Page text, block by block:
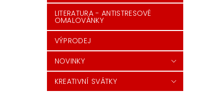
LITERATURA - ANTISTRESOVÉ
OMALOVÁNKY
VÝPRODEJ
NOVINKY
KREATIVNÍ SVÁTKY